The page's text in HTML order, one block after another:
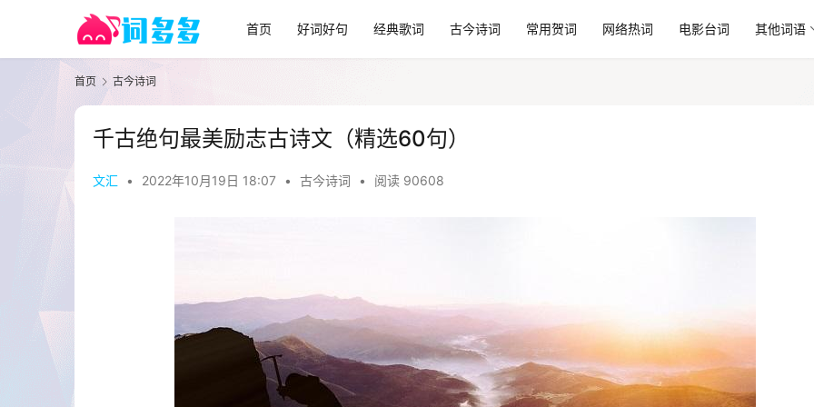
首页 好词好句 经典歌词 古今诗词 常用贺词 网络热词 电影台词 其他词语
首页 古今诗词
千古绝句最美励志古诗文（精选60句）
文汇 • 2022年10月19日 18:07 • 古今诗词 • 阅读 90608